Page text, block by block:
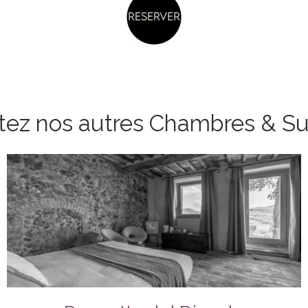
nos autres Chambres &